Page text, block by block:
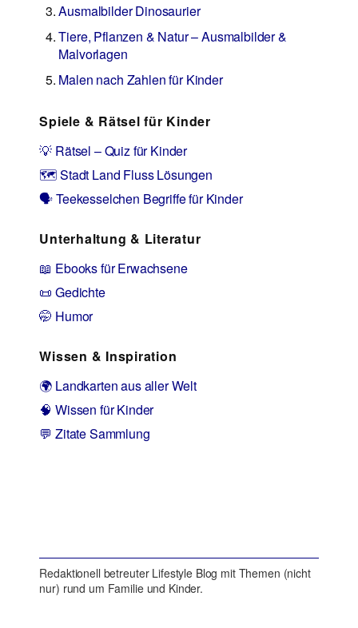
Ausmalbilder Dinosaurier
Tiere, Pflanzen & Natur – Ausmalbilder &
Malvorlagen
Malen nach Zahlen für Kinder
Spiele & Rätsel für Kinder
💡 Rätsel – Quiz für Kinder
🗺️ Stadt Land Fluss Lösungen
🗣️ Teekesselchen Begriffe für Kinder
Unterhaltung & Literatur
📖 Ebooks für Erwachsene
📜 Gedichte
🤭 Humor
Wissen & Inspiration
🌍 Landkarten aus aller Welt
🧠 Wissen für Kinder
💬 Zitate Sammlung
Redaktionell betreuter Lifestyle Blog mit Themen (nicht
nur) rund um Familie und Kinder.